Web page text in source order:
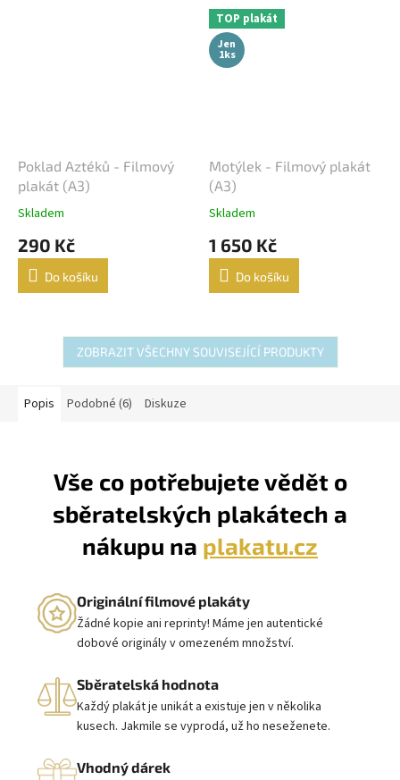
Poklad Aztéků - Filmový
plakát (A3)
Skladem
290 Kč
Do košíku
TOP plakát
Jen
1ks
Motýlek - Filmový plakát
(A3)
Skladem
1 650 Kč
Do košíku
ZOBRAZIT VŠECHNY SOUVISEJÍCÍ PRODUKTY
Popis Podobné (6) Diskuze
Vše co potřebujete vědět o
sběratelských plakátech a
nákupu na plakatu.cz
Originální filmové plakáty
Žádné kopie ani reprinty! Máme jen autentické
dobové originály v omezeném množství.
Sběratelská hodnota
Každý plakát je unikát a existuje jen v několika
kusech. Jakmile se vyprodá, už ho neseženete.
Vhodný dárek